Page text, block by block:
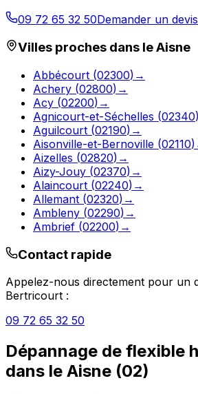
09 72 65 32 50Demander un
Villes proches dans leAisne
Abbécourt (02300) →
Achery (02800) →
Acy (02200) →
Agnicourt-et-Séchelles (02340)
Aguilcourt (02190) →
Aisonville-et-Bernoville (02110)
Aizelles (02820) →
Aizy-Jouy (02370) →
Alaincourt (02240) →
Allemant (02320) →
Ambleny (02290) →
Ambrief (02200) →
Contact rapide
Appelez-nous directement pour un
Bertricourt :
09 72 65 32 50
Dépannage de flexible
dans le Aisne (02)